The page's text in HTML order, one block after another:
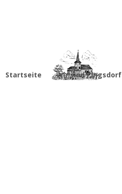
Startseite Wir sind Pingsdorf